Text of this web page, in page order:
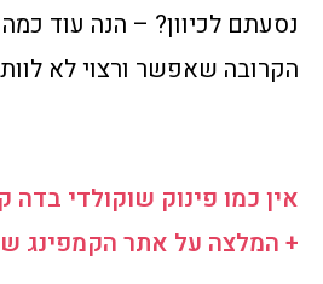
נסעתם לכיוון? – הנה עוד
הקרובה שאפשר ורצוי לא
אין כמו פינוק שוקולדי
+ המלצה על אתר הקמפינג